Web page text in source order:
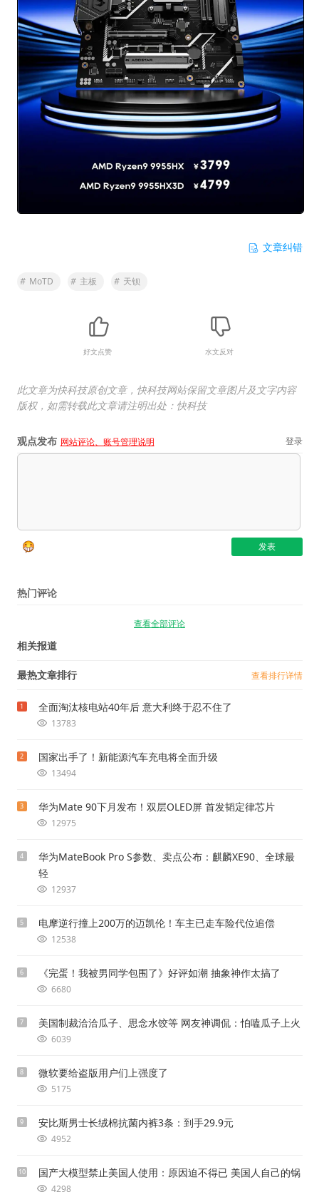
文章纠错
# MoTD # 主板 # 天钡
好文点赞 水文反对
此文章为快科技原创文章，快科技网站保留文章图片及文字内容
版权，如需转载此文章请注明出处：快科技
观点发布 网站评论、账号管理说明 登录
热门评论
查看全部评论
相关报道
最热文章排行 查看排行详情
1 全面淘汰核电站40年后 意大利终于忍不住了
13783
2 国家出手了！新能源汽车充电将全面升级
13494
3 华为Mate 90下月发布！双层OLED屏 首发韬定律芯片
12975
4
华为MateBook Pro S参数、卖点公布：麒麟XE90、全球最
轻
12937
5 电摩逆行撞上200万的迈凯伦！车主已走车险代位追偿
12538
6 《完蛋！我被男同学包围了》好评如潮 抽象神作太搞了
6680
7 美国制裁洽洽瓜子、思念水饺等 网友神调侃：怕嗑瓜子上火
6039
8 微软要给盗版用户们上强度了
5175
9 安比斯男士长绒棉抗菌内裤3条：到手29.9元
4952
10 国产大模型禁止美国人使用：原因迫不得已 美国人自己的锅
4298